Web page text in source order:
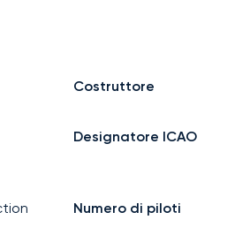
Costruttore
Designatore ICAO
Numero di piloti